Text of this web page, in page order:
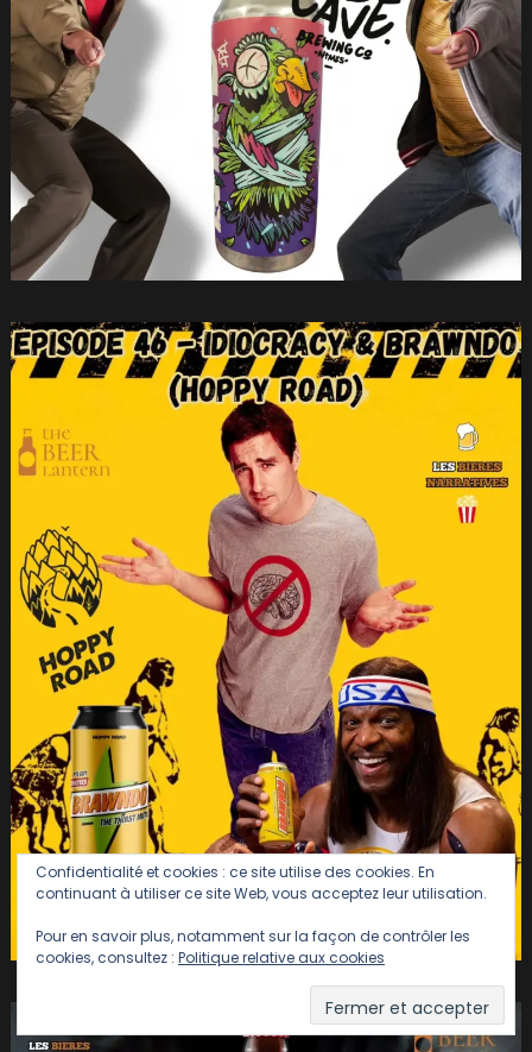
Confidentialité et cookies : ce site utilise des cookies. En
continuant à utiliser ce site Web, vous acceptez leur utilisation.
Pour en savoir plus, notamment sur la façon de contrôler les
cookies, consultez : Politique relative aux cookies